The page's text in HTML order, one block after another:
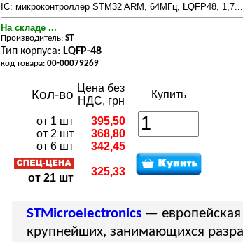
IC: микроконтроллер STM32 ARM, 64МГц, LQFP48,
На складе ...
Производитель: ST
Тип корпуса: LQFP-48
код товара: 00-00079269
Кол-во Цена без
НДС, грн
Купить
от 1 шт
от 2 шт
от 6 шт
от 21 шт
395,50
368,80
342,45
325,33
STMicroelectronics —
крупнейших, занимающихся